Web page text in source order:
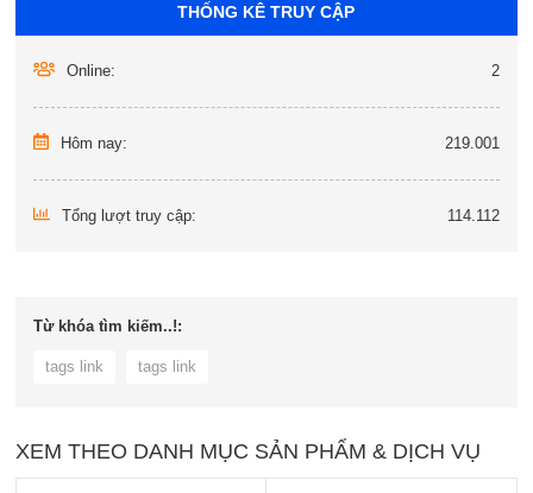
THỐNG KÊ TRUY CẬP
Online: 2
Hôm nay: 219.001
Tổng lượt truy cập: 114.112
Từ khóa tìm kiếm..!:
tags link tags link
XEM THEO DANH MỤC SẢN PHẨM & DỊCH VỤ